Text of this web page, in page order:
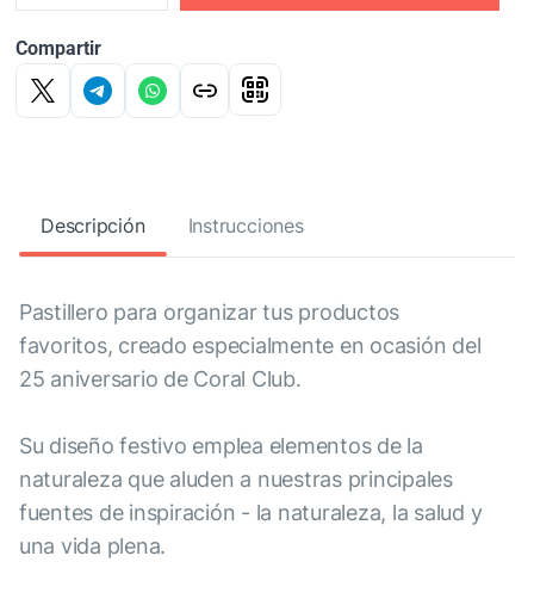
Compartir
Descripción Instrucciones
Pastillero para organizar tus productos
favoritos, creado especialmente en ocasión del
25 aniversario de Coral Club.
Su diseño festivo emplea elementos de la
naturaleza que aluden a nuestras principales
fuentes de inspiración - la naturaleza, la salud y
una vida plena.